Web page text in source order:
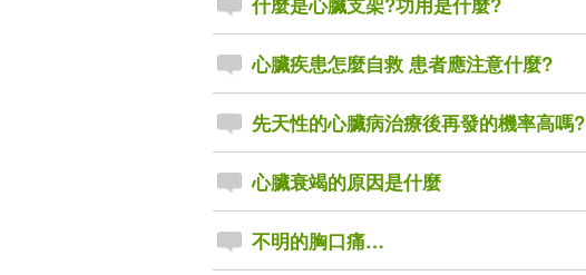
心臟疾患怎麼自救 患者應注意什麼?
先天性的心臟病治療後再發的機率高嗎?
心臟衰竭的原因是什麼
不明的胸口痛…